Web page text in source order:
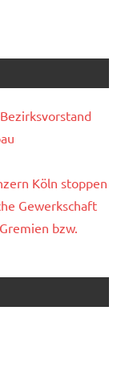
Köln stoppen
Gewerkschaft
bzw.